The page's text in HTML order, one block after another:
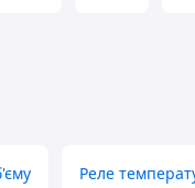
розряд Реле